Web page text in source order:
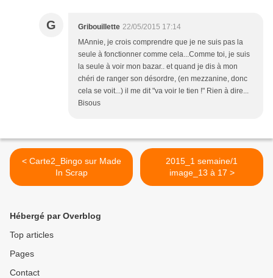
G Gribouillette 22/05/2015 17:14
MAnnie, je crois comprendre que je ne suis pas la
seule à fonctionner comme cela...Comme toi, je suis
la seule à voir mon bazar.. et quand je dis à mon
chéri de ranger son désordre, (en mezzanine, donc
cela se voit...) il me dit "va voir le tien !" Rien à dire...
Bisous
< Carte2_Bingo sur Made
In Scrap
2015_1 semaine/1
image_13 à 17 >
Hébergé par Overblog
Top articles
Pages
Contact